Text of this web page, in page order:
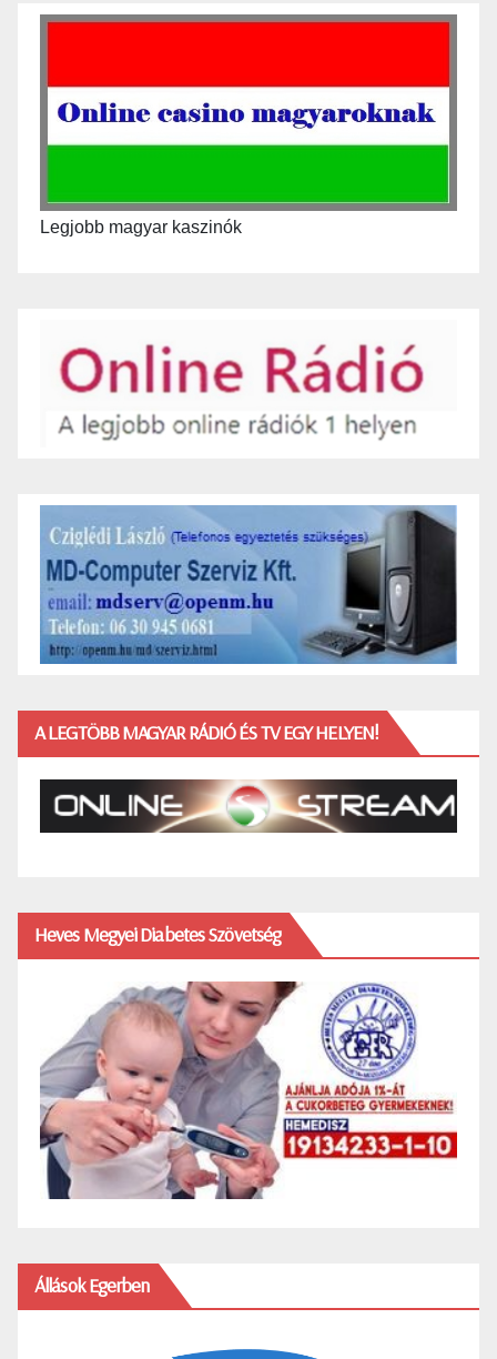
Legjobb magyar kaszinók
A LEGTÖBB MAGYAR RÁDIÓ ÉS TV EGY HELYEN!
Heves Megyei Diabetes Szövetség
Állások Egerben